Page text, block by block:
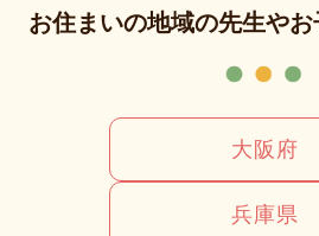
お住まいの地域の先生や
大阪府
兵庫県